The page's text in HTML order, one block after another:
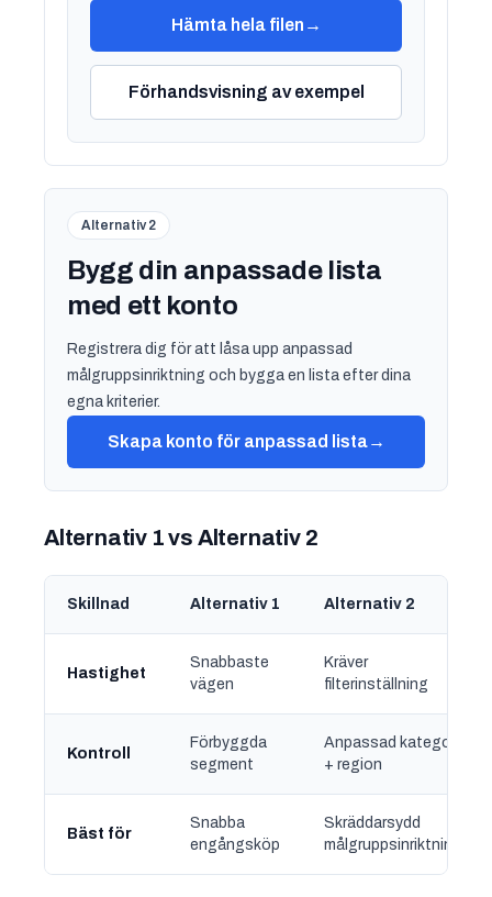
Hämta hela filen →
Förhandsvisning av exempel
Alternativ 2
Bygg din anpassade lista
med ett konto
Registrera dig för att låsa upp anpassad
målgruppsinriktning och bygga en lista efter dina
egna kriterier.
Skapa konto för anpassad lista→
Alternativ 1 vs Alternativ 2
Skillnad Alternativ 1 Alternativ 2
Hastighet
Snabbaste
vägen
Kräver
filterinställning
Kontroll
Förbyggda
segment
Anpassad kategori
+ region
Bäst för
Snabba
engångsköp
Skräddarsydd
målgruppsinriktning